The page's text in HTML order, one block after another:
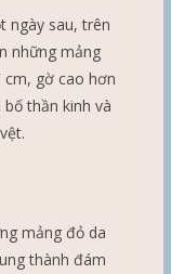
ngày sau, trên
những mảng
cm, gờ cao hơn
thần kinh và
mảng đỏ da
thành đám